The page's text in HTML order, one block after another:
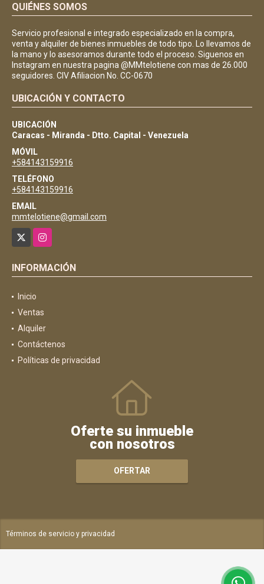
QUIÉNES SOMOS
Servicio profesional e integrado especializado en la compra,
venta y alquiler de bienes inmuebles de todo tipo. Lo llevamos de
la mano y lo asesoramos durante todo el proceso. Siguenos en
Instagram en nuestra pagina @MMtelotiene con mas de 26.000
seguidores. CIV Afiliacion No. CC-0670
UBICACIÓN Y CONTACTO
UBICACIÓN
Caracas - Miranda - Dtto. Capital - Venezuela
MÓVIL
+584143159916
TELÉFONO
+584143159916
EMAIL
mmtelotiene@gmail.com
Instagram
INFORMACIÓN
Inicio
Ventas
Alquiler
Contáctenos
Políticas de privacidad
Oferte su inmueble
con nosotros
OFERTAR
Términos de servicio y privacidad